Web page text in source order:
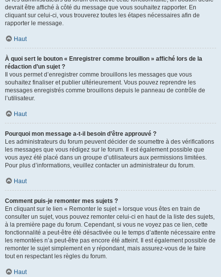
devrait être affiché à côté du message que vous souhaitez rapporter. En
cliquant sur celui-ci, vous trouverez toutes les étapes nécessaires afin de
rapporter le message.
Haut
À quoi sert le bouton « Enregistrer comme brouillon » affiché lors de la
rédaction d’un sujet ?
Il vous permet d’enregistrer comme brouillons les messages que vous
souhaitez finaliser et publier ultérieurement. Vous pouvez reprendre les
messages enregistrés comme brouillons depuis le panneau de contrôle de
l’utilisateur.
Haut
Pourquoi mon message a-t-il besoin d’être approuvé ?
Les administrateurs du forum peuvent décider de soumettre à des vérifications
les messages que vous rédigez sur le forum. Il est également possible que
vous ayez été placé dans un groupe d’utilisateurs aux permissions limitées.
Pour plus d’informations, veuillez contacter un administrateur du forum.
Haut
Comment puis-je remonter mes sujets ?
En cliquant sur le lien « Remonter le sujet » lorsque vous êtes en train de
consulter un sujet, vous pouvez remonter celui-ci en haut de la liste des sujets,
à la première page du forum. Cependant, si vous ne voyez pas ce lien, cette
fonctionnalité a peut-être été désactivée ou le temps d’attente nécessaire entre
les remontées n’a peut-être pas encore été atteint. Il est également possible de
remonter le sujet simplement en y répondant, mais assurez-vous de le faire
tout en respectant les règles du forum.
Haut